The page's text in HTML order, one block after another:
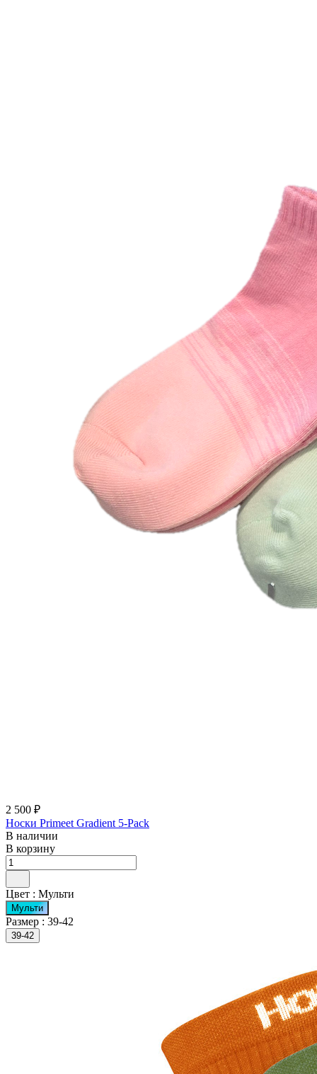
2 500 ₽
Носки Primeet Gradient 5-Pack
В наличии
В корзину
Цвет : Мульти
Мульти
Размер : 39-42
39-42